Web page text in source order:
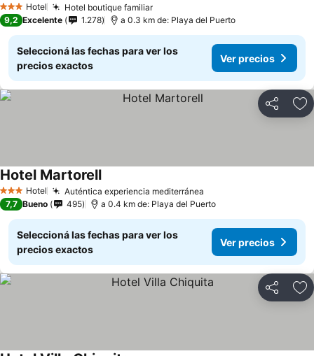
3 Estrellas
Hotel Hotel boutique familiar
9,2 Excelente 1.278 a 0.3 km de: Playa del Puerto
Seleccioná las fechas para ver los
precios exactos
Ver precios
Compartir
3 Estrellas
Hotel Auténtica experiencia mediterránea
Hotel Martorell
7,7 Bueno 495 a 0.4 km de: Playa del Puerto
Seleccioná las fechas para ver los
precios exactos
Ver precios
Compartir